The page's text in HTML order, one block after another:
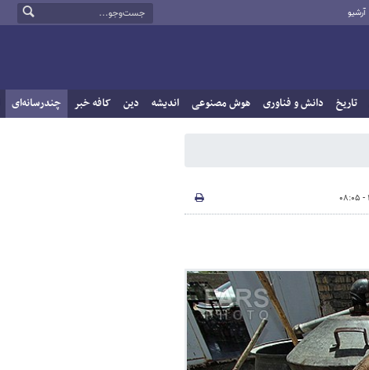
آرشیو
تاریخ دانش و فناوری هوش مصنوعی اندیشه دین کافه خبر چندرسانه‌ای